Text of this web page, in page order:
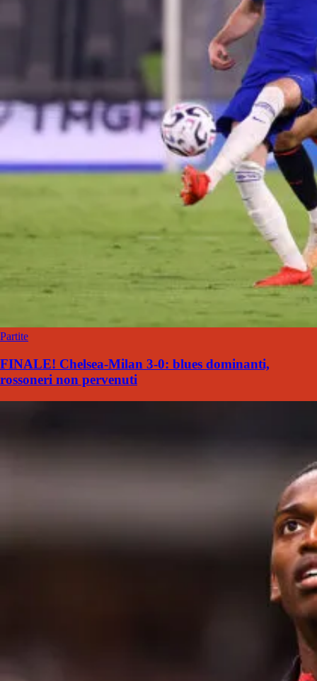
Partite
FINALE! Chelsea-Milan 3-0: blues dominanti,
rossoneri non pervenuti